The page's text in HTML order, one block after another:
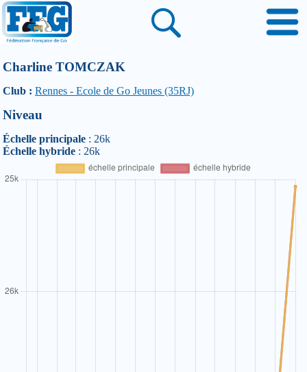
Charline TOMCZAK
Club : Rennes - Ecole de Go Jeunes (35RJ)
Niveau
Échelle principale : 26k
Échelle hybride : 26k